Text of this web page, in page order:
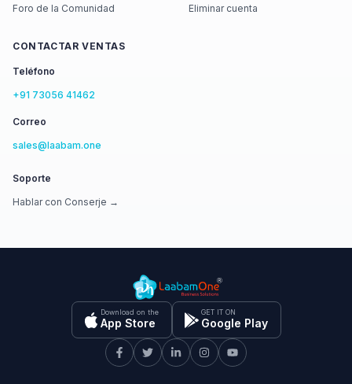
Foro de la Comunidad
Eliminar cuenta
CONTACTAR VENTAS
Teléfono
+91 73056 41462
Correo
sales@laabam.one
Soporte
Hablar con Conserje →
Download on the
App Store
GET IT ON
Google Play